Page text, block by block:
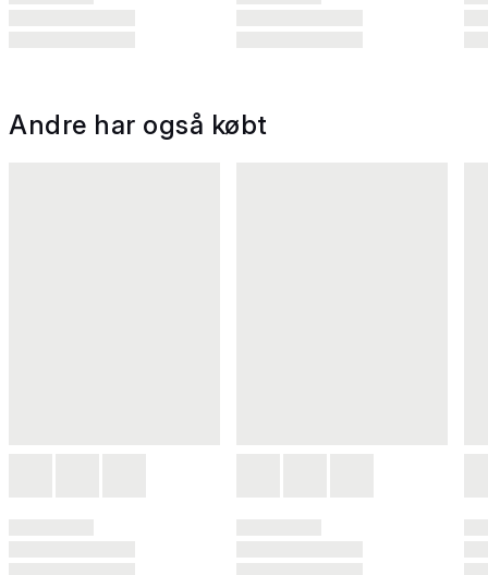
Andre har også købt